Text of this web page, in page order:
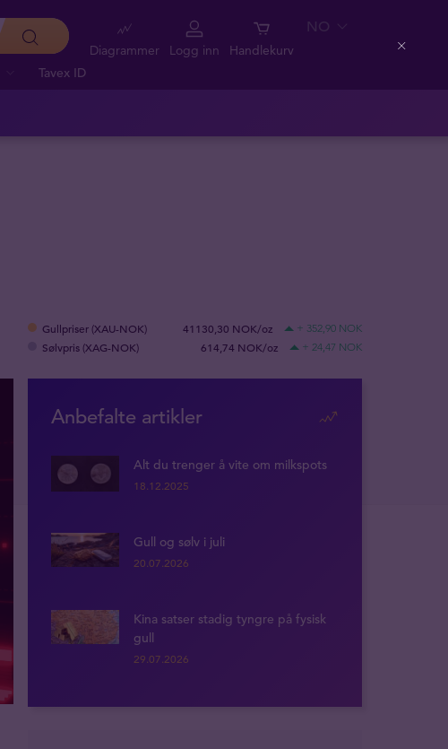
Tavex ID
Diagrammer Logg inn Handlekurv
NO
Gullpriser (XAU-NOK) 41130,30 NOK/oz + 352,90 NOK
Sølvpris (XAG-NOK) 614,74 NOK/oz + 24,47 NOK
Anbefalte artikler
Alt du trenger å vite om milkspots
18.12.2025
Gull og sølv i juli
20.07.2026
Kina satser stadig tyngre på fysisk
gull
29.07.2026
Close